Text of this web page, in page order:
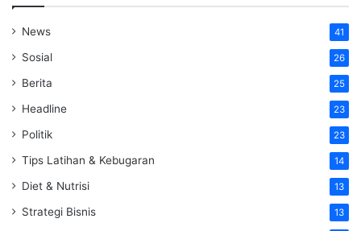
News 41
Sosial 26
Berita 25
Headline 23
Politik 23
Tips Latihan & Kebugaran 14
Diet & Nutrisi 13
Strategi Bisnis 13